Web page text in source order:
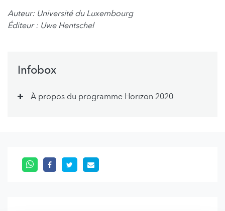
Auteur: Université du Luxembourg
Éditeur : Uwe Hentschel
Infobox
À propos du programme Horizon 2020